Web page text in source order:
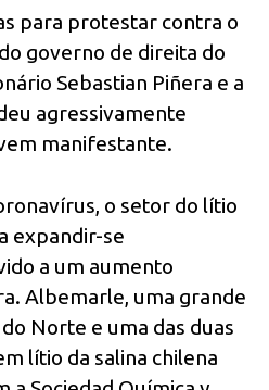
para protestar contra o
governo de direita do
Sebastian Piñera e a
agressivamente
manifestante.
o setor do lítio
expandir-se
a um aumento
Albemarle, uma grande
Norte e uma das duas
lítio da salina chilena